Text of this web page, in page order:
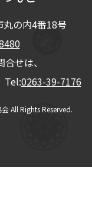
丸の内4番18号
せは、
Tel:0263-39-7176
会All Rights Reserved.